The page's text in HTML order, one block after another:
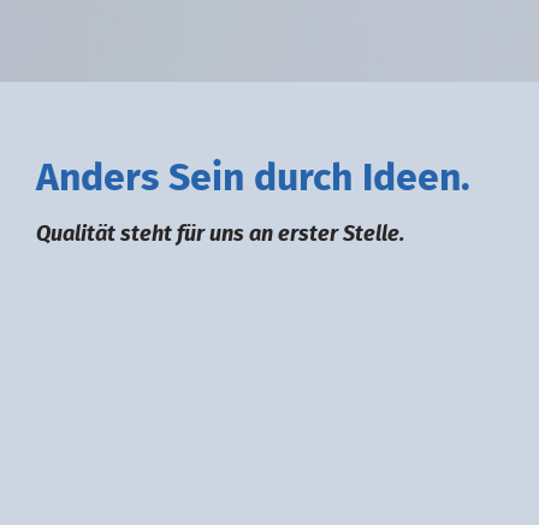
Anders Sein durch deen.
Qualität steht für uns an erster Stelle.